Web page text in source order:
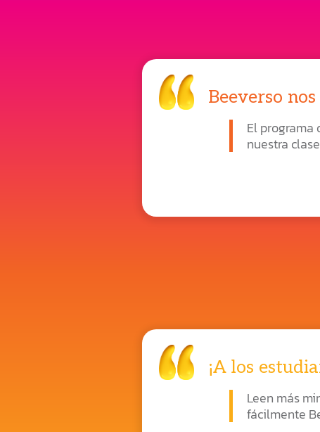
Beeverso
El programa
nuestra
¡A los
Leen más
fácilmente